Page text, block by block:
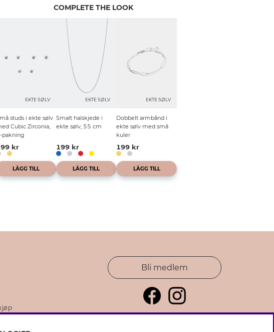
COMPLETE THE LOOK
EKTE SØLV
studs i ekte sølv
Cubic Zirconia,
pakning
kr
LÄGG TILL
EKTE SØLV
Smalt halskjede i
ekte sølv, 55 cm
199 kr
LÄGG TILL
EKTE SØLV
Dobbelt armbånd i
ekte sølv med små
kuler
199 kr
LÄGG TILL
Bli medlem